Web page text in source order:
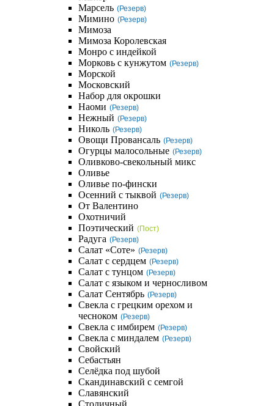
Марсель (Резерв)
Мимино (Резерв)
Мимоза
Мимоза Королевская
Монро с индейкой
Морковь с кунжутом (Резерв)
Морской
Московский
Набор для окрошки
Наоми (Резерв)
Нежный (Резерв)
Николь (Резерв)
Овощи Провансаль (Резерв)
Огурцы малосольные (Резерв)
Оливково-свекольный микс
Оливье
Оливье по-фински
Осенний с тыквой (Резерв)
От Валентино
Охотничий
Поэтический (Пост)
Радуга (Резерв)
Салат «Соте» (Резерв)
Салат с сердцем (Резерв)
Салат с тунцом (Резерв)
Салат с языком и черносливом
Салат Сентябрь (Резерв)
Свекла с грецким орехом и
чесноком (Резерв)
Свекла с имбирем (Резерв)
Свекла с миндалем (Резерв)
Свойский
Себастьян
Селёдка под шубой
Скандинавский с семгой
Славянский
Столичный